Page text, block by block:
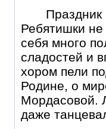
Праздник
Ребятишки не
себя много
сладостей и
хором пели
Родине, о
Мордасовой.
даже